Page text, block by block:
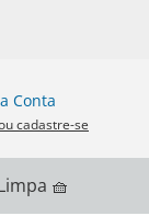
Conta
cadastre-se
🧺